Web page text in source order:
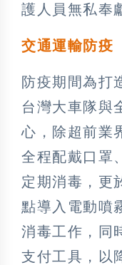
護人員無私奉
交通運輸防
防疫期間為打
台灣大車隊與
心，除超前業
全程配戴口罩
定期消毒，更
點導入電動噴
消毒工作，同
支付工具，以